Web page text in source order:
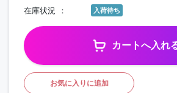
在庫状況 入荷待ち
カートへ入れ
お気に入りに追加